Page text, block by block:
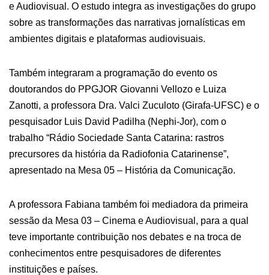
e Audiovisual. O estudo integra as investigações do grupo
sobre as transformações das narrativas jornalísticas em
ambientes digitais e plataformas audiovisuais.
Também integraram a programação do evento os
doutorandos do PPGJOR Giovanni Vellozo e Luiza
Zanotti, a professora Dra. Valci Zuculoto (Girafa-UFSC) e o
pesquisador Luis David Padilha (Nephi-Jor), com o
trabalho “Rádio Sociedade Santa Catarina: rastros
precursores da história da Radiofonia Catarinense”,
apresentado na Mesa 05 – História da Comunicação.
A professora Fabiana também foi mediadora da primeira
sessão da Mesa 03 – Cinema e Audiovisual, para a qual
teve importante contribuição nos debates e na troca de
conhecimentos entre pesquisadores de diferentes
instituições e países.